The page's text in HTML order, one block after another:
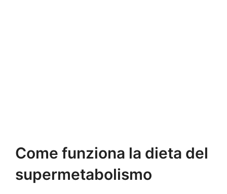
Come funziona la dieta del
supermetabolismo